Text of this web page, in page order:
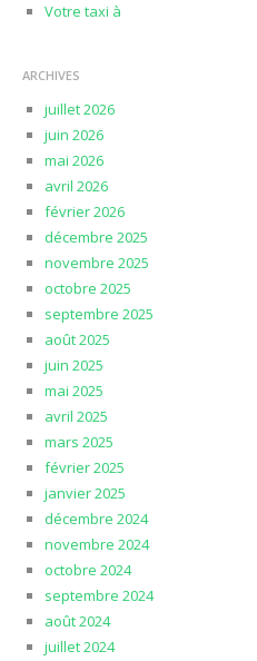
Votre taxi à
ARCHIVES
juillet 2026
juin 2026
mai 2026
avril 2026
février 2026
décembre 2025
novembre 2025
octobre 2025
septembre 2025
août 2025
juin 2025
mai 2025
avril 2025
mars 2025
février 2025
janvier 2025
décembre 2024
novembre 2024
octobre 2024
septembre 2024
août 2024
juillet 2024